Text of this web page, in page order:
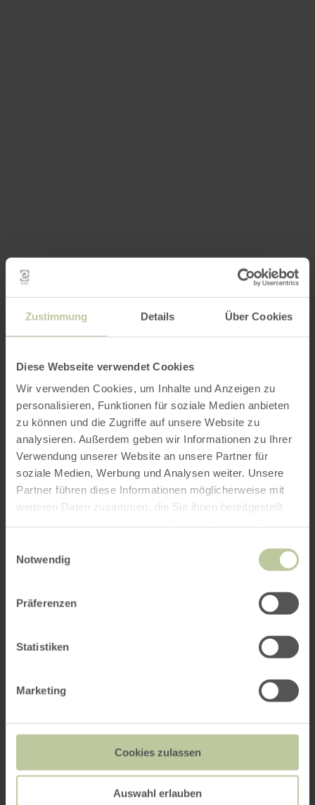
Zustimmung Details Über Cookies
Diese Webseite verwendet Cookies
Wir verwenden Cookies, um Inhalte und Anzeigen zu
personalisieren, Funktionen für soziale Medien anbieten
zu können und die Zugriffe auf unsere Website zu
analysieren. Außerdem geben wir Informationen zu Ihrer
Verwendung unserer Website an unsere Partner für
soziale Medien, Werbung und Analysen weiter. Unsere
Partner führen diese Informationen möglicherweise mit
weiteren Daten zusammen, die Sie ihnen bereitgestellt
Notwendig
Präferenzen
Statistiken
Marketing
Cookies zulassen
Auswahl erlauben